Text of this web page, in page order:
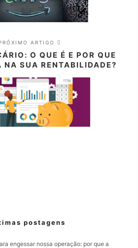
ARTIGO
O QUE É E POR QUE
NA SUA RENTABILIDADE?
postagens
engessar nossa operação: por que a